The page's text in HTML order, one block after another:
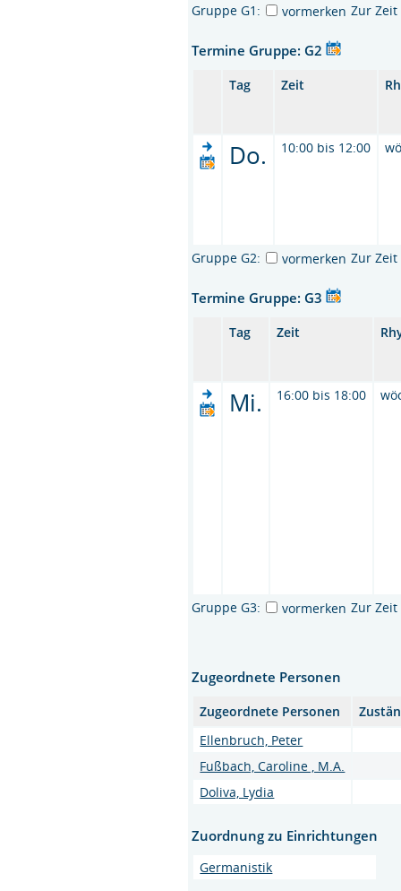
Gruppe G1: vormerken Zur
Termine Gruppe: G2
Tag Zeit
Do. 10:00 bis 12:00
Gruppe G2: vormerken Zur
Termine Gruppe: G3
Tag Zeit
Mi. 16:00 bis 18:00
Gruppe G3: vormerken Zur
Zugeordnete Personen
Zugeordnete Personen
Ellenbruch, Peter
Fußbach, Caroline , M.A.
Doliva, Lydia
Zuordnung zu Einrichtungen
Germanistik